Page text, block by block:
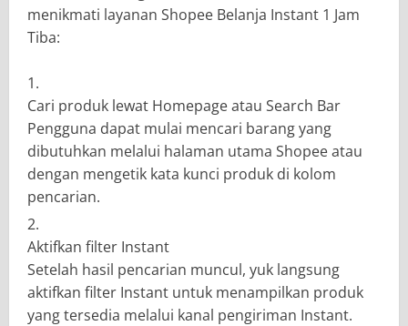
menikmati layanan Shopee Belanja Instant 1 Jam
Tiba:
Cari produk lewat Homepage atau Search Bar
Pengguna dapat mulai mencari barang yang
dibutuhkan melalui halaman utama Shopee atau
dengan mengetik kata kunci produk di kolom
pencarian.
Aktifkan filter Instant
Setelah hasil pencarian muncul, yuk langsung
aktifkan filter Instant untuk menampilkan produk
yang tersedia melalui kanal pengiriman Instant.